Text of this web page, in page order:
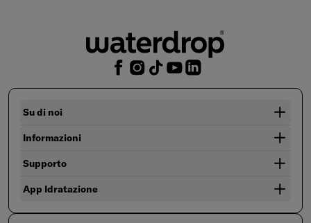
Su di noi
Informazioni
Supporto
App Idratazione